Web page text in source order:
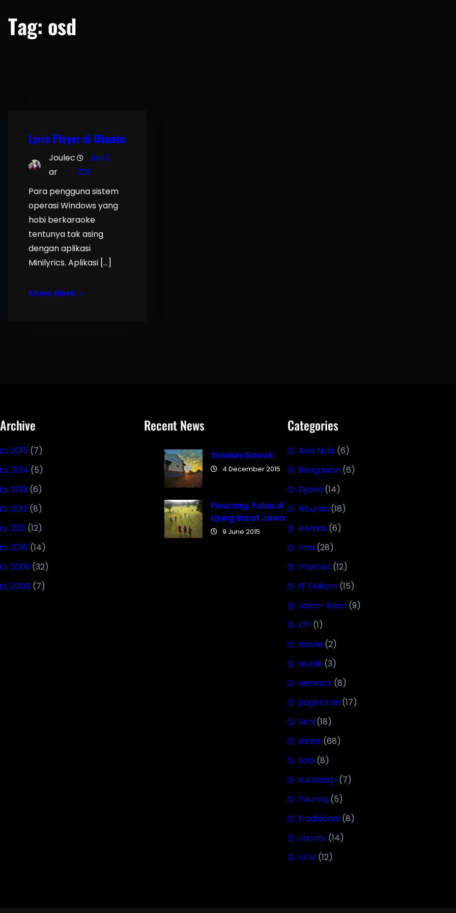
Tag: osd
Lyric Player di Ubuntu
Joulec
ar
Jun 3,
2011
Para pengguna sistem
operasi Windows yang
hobi berkaraoke
tentunya tak asing
dengan aplikasi
Minilyrics. Aplikasi […]
Know More
Archive
2015 (7)
2014 (5)
2013 (6)
2012 (8)
2011 (12)
2010 (14)
2009 (32)
2008 (7)
Recent News
Stasiun Gawok
4 December 2015
Peucang, Pulau di
Ujung Barat Jawa
9 June 2015
Categories
Asal Nulis (6)
Bengawan (6)
Djawa (14)
hiburan (18)
ikemas (6)
ilmu (28)
internet (12)
IT Telkom (15)
Jalan-Jalan (9)
LIPI (1)
movie (2)
mudik (3)
network (8)
pagelaran (17)
Seni (18)
share (68)
solo (8)
sukoharjo (7)
Touring (5)
tradisional (8)
ubuntu (14)
UKM (12)